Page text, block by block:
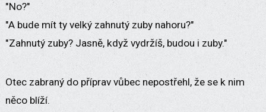
"No?"
"A bude mít ty velký zahnutý zuby nahoru?"
"Zahnutý zuby? Jasně, když vydržíš, budou i zuby."
Otec zabraný do příprav vůbec nepostřehl, že se k nim
něco blíží.